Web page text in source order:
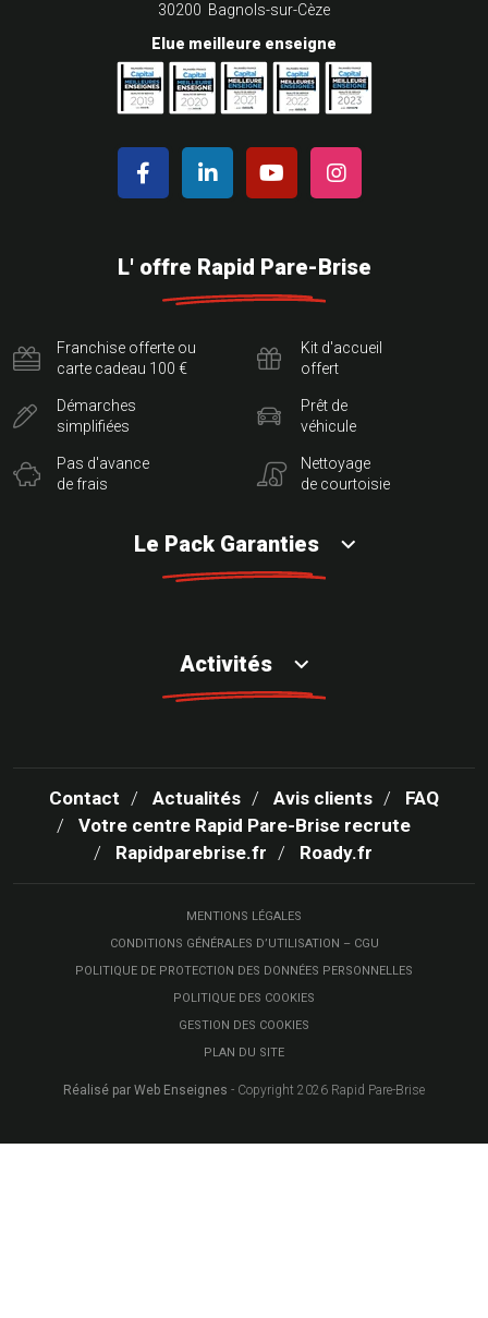
30200 Bagnols-sur-Cèze
Elue meilleure enseigne
L' offre Rapid Pare-Brise
Franchise offerte ou
carte cadeau 100 €
Démarches
simplifiées
Pas d'avance
de frais
Kit d'accueil
offert
Prêt de
véhicule
Nettoyage
de courtoisie
Le Pack Garanties
Activités
Contact Actualités Avis clients
FAQ
Votre centre Rapid Pare-Brise recrute
Rapidparebrise.fr
Roady.fr
MENTIONS LÉGALES
CONDITIONS GÉNÉRALES D’UTILISATION – CGU
POLITIQUE DE PROTECTION DES DONNÉES PERSONNELLES
POLITIQUE DES COOKIES
GESTION DES COOKIES
PLAN DU SITE
Réalisé par Web Enseignes - Copyright 2026 Rapid Pare-Brise